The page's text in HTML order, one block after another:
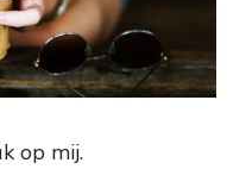
op mij.